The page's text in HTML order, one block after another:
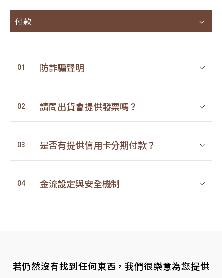
付款
01 防詐騙聲明
02 請問出貨會提供發票嗎？
03 是否有提供信用卡分期付款？
04 金流設定與安全機制
若仍然沒有找到任何東西，我們很樂意為您提供